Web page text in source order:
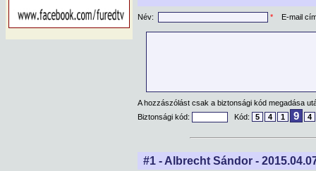
Név: * E-mail
A hozzászólást csak a biztonsági kód megadása
Biztonsági kód:
Kód: 5 4 1 9 4
#1 - Albrecht Sándor -